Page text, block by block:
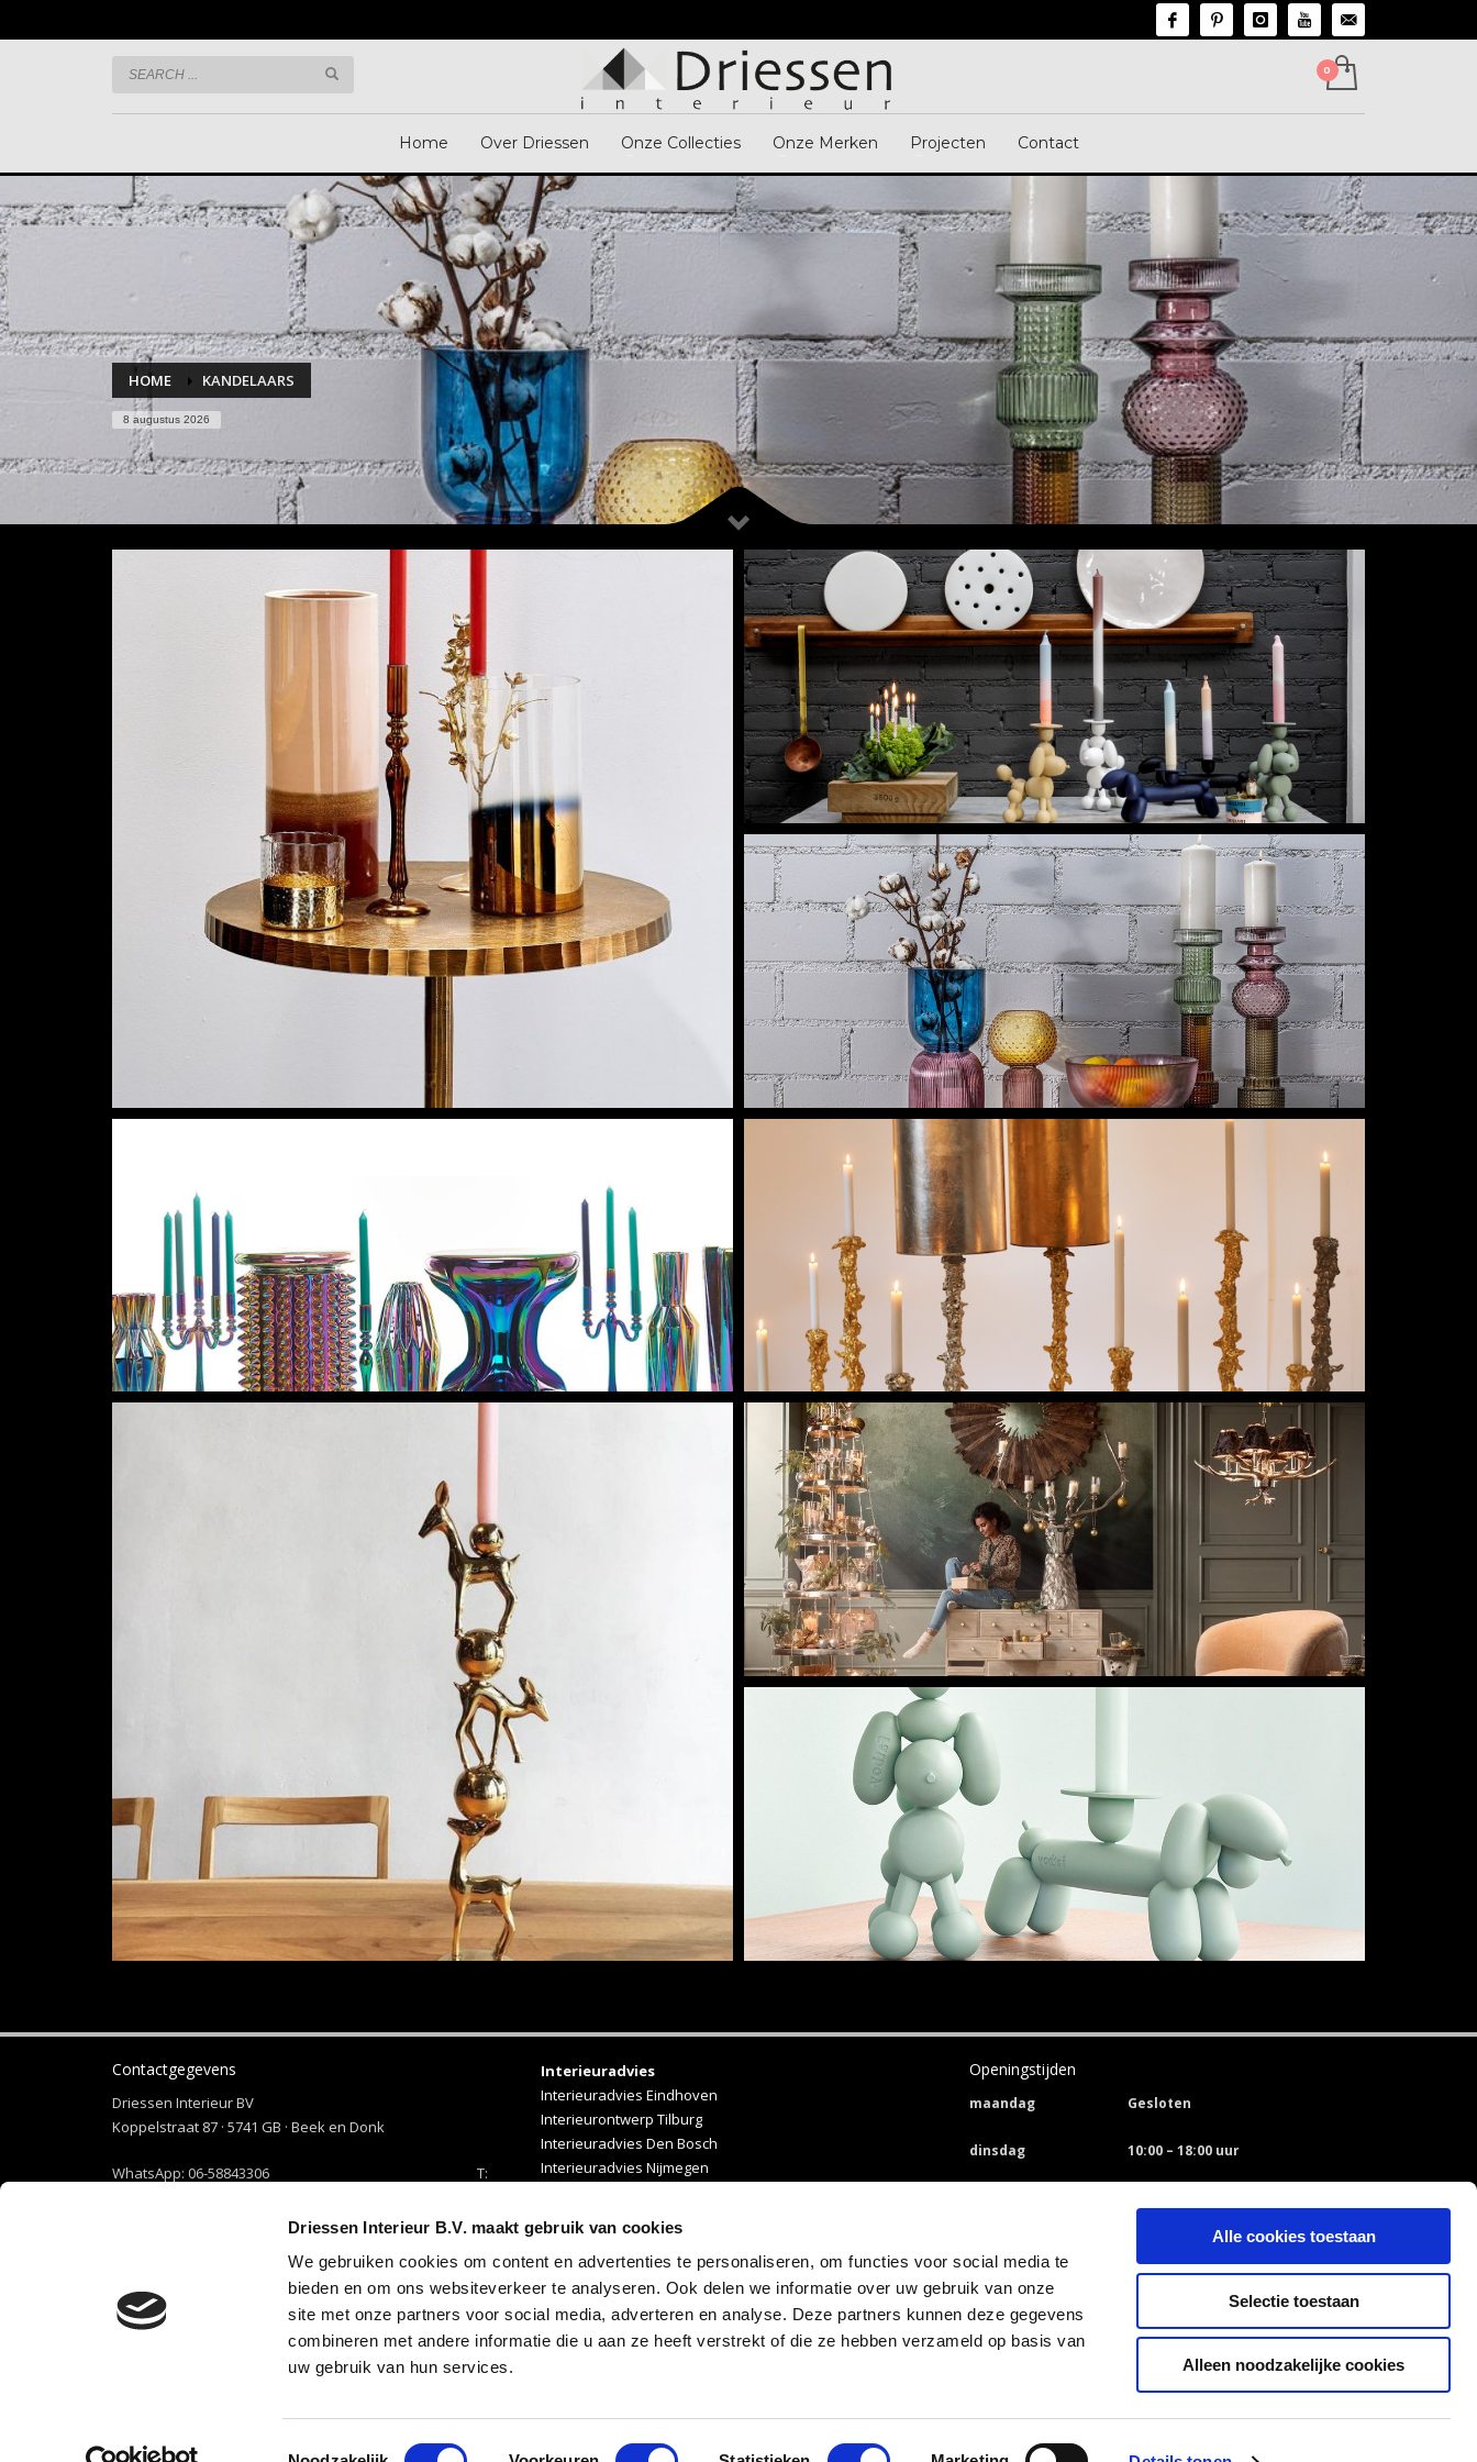
Driessen Interieur B.V. maakt gebruik van cookies
We gebruiken cookies om content en advertenties te personaliseren, om functies voor social media te
bieden en om ons websiteverkeer te analyseren. Ook delen we informatie over uw gebruik van onze
site met onze partners voor social media, adverteren en analyse. Deze partners kunnen deze gegevens
combineren met andere informatie die u aan ze heeft verstrekt of die ze hebben verzameld op basis van
uw gebruik van hun services.
Toestemmingsselectie
Alle cookies toestaan
Selectie toestaan
Alleen noodzakelijke cookies
Home Over Driessen Onze Collecties Onze Merken Projecten Contact
HOME KANDELAARS
8 augustus 2026
Contactgegevens
Driessen Interieur BV
Koppelstraat 87 · 5741 GB · Beek en Donk
WhatsApp: 06-58843306 T:
info@driessen-interieur.nl
Openen in Google Maps
Privacy Policy & Cookies
Interieuradvies
Interieuradvies Eindhoven
Interieurontwerp Tilburg
Interieuradvies Den Bosch
Interieuradvies Nijmegen
Openingstijden
maandag Gesloten
dinsdag 10:00 – 18:00 uur
10:00 – 18:00 uur
Vrijdag 10:00 – 18:00 uur
zaterdag 10:00 – 17:00 uur
© 2021-2026 Styled with Design 2 Impress · Webdesign & Graphic Studio ®